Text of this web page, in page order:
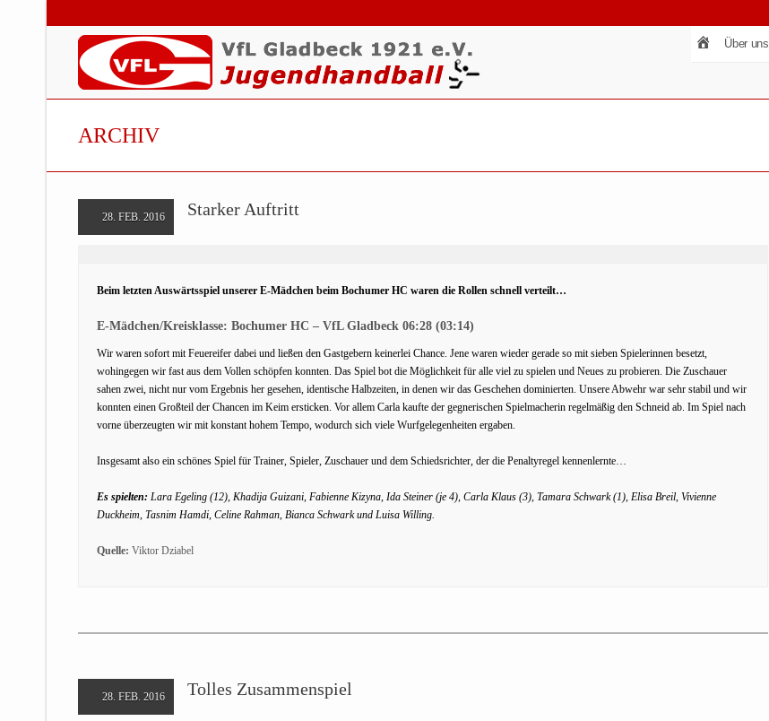
Über uns
ARCHIV
28. FEB. 2016 Starker Auftritt
Beim letzten Auswärtsspiel unserer E-Mädchen beim Bochumer HC waren die Rollen schnell verteilt…
E-Mädchen/Kreisklasse: Bochumer HC – VfL Gladbeck 06:28 (03:14)
Wir waren sofort mit Feuereifer dabei und ließen den Gastgebern keinerlei Chance. Jene waren wieder gerade so mit sieben Spielerinnen besetzt,
wohingegen wir fast aus dem Vollen schöpfen konnten. Das Spiel bot die Möglichkeit für alle viel zu spielen und Neues zu probieren. Die Zuschauer
sahen zwei, nicht nur vom Ergebnis her gesehen, identische Halbzeiten, in denen wir das Geschehen dominierten. Unsere Abwehr war sehr stabil und wir
konnten einen Großteil der Chancen im Keim ersticken. Vor allem Carla kaufte der gegnerischen Spielmacherin regelmäßig den Schneid ab. Im Spiel nach
vorne überzeugten wir mit konstant hohem Tempo, wodurch sich viele Wurfgelegenheiten ergaben.
Insgesamt also ein schönes Spiel für Trainer, Spieler, Zuschauer und dem Schiedsrichter, der die Penaltyregel kennenlernte…
Es spielten: Lara Egeling (12), Khadija Guizani, Fabienne Kizyna, Ida Steiner (je 4), Carla Klaus (3), Tamara Schwark (1), Elisa Breil, Vivienne
Duckheim, Tasnim Hamdi, Celine Rahman, Bianca Schwark und Luisa Willing.
Quelle: Viktor Dziabel
28. FEB. 2016 Tolles Zusammenspiel